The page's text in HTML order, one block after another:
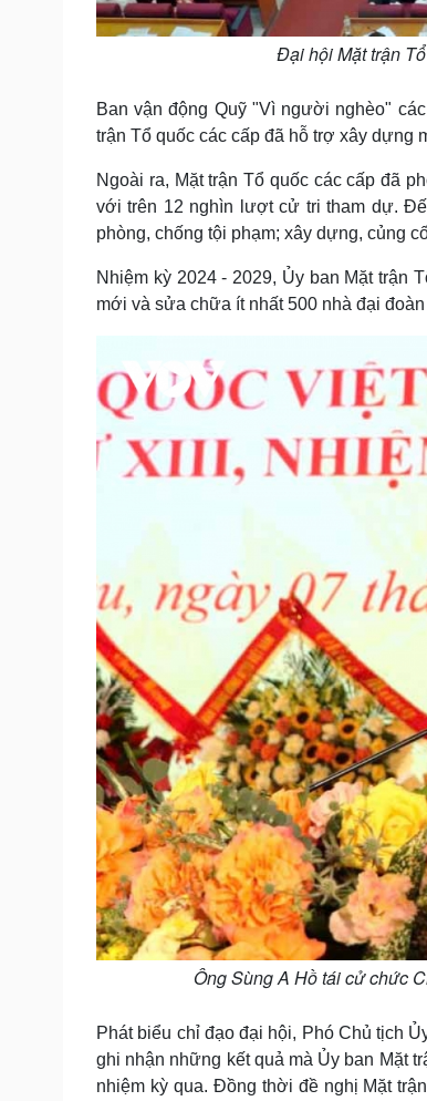
Đại hội Mặt trận
Ban vận động Quỹ "Vì người nghèo"
trận Tổ quốc các cấp đã hỗ trợ xây dựng
Ngoài ra, Mặt trận Tổ quốc các cấp đã
với trên 12 nghìn lượt cử tri tham dự.
phòng, chống tội phạm; xây dựng, củng
Nhiệm kỳ 2024 - 2029, Ủy ban Mặt trận
mới và sửa chữa ít nhất 500 nhà đại
Ông Sùng A Hồ tái cử chức
Phát biểu chỉ đạo đại hội, Phó Chủ tịch
ghi nhận những kết quả mà Ủy ban Mặt
nhiệm kỳ qua. Đồng thời đề nghị Mặt